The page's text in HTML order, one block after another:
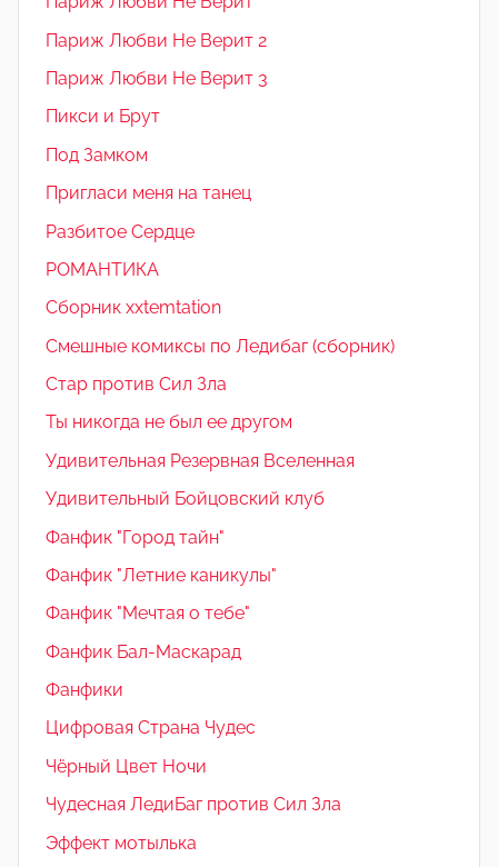
Париж Любви Не Верит 2
Париж Любви Не Верит 3
Пикси и Брут
Под Замком
Пригласи меня на танец
Разбитое Сердце
РОМАНТИКА
Сборник xxtemtation
Смешные комиксы по Ледибаг (сборник)
Стар против Сил Зла
Ты никогда не был ее другом
Удивительная Резервная Вселенная
Удивительный Бойцовский клуб
Фанфик "Город тайн"
Фанфик "Летние каникулы"
Фанфик "Мечтая о тебе"
Фанфик Бал-Маскарад
Фанфики
Цифровая Страна Чудес
Чёрный Цвет Ночи
Чудесная ЛедиБаг против Сил Зла
Эффект мотылька